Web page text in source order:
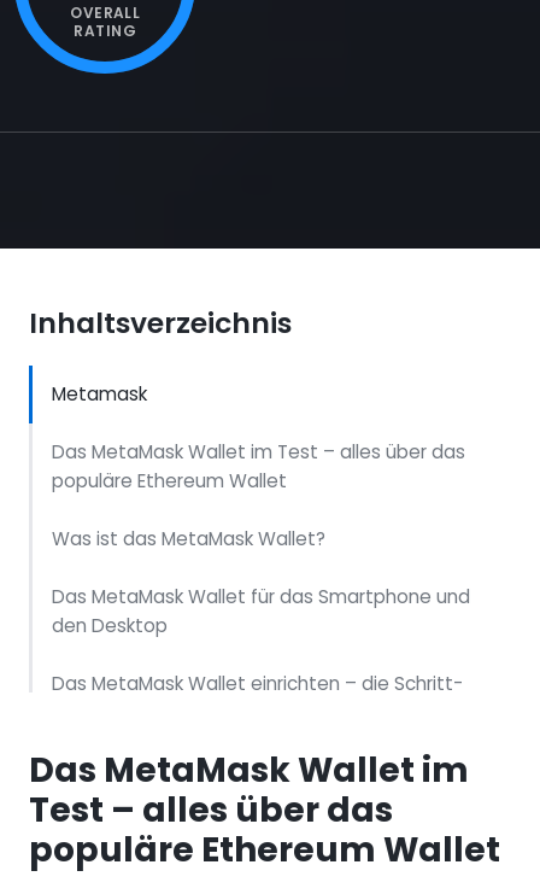
OVERALL
RATING
Inhaltsverzeichnis
Metamask
Das MetaMask Wallet im Test – alles über das
populäre Ethereum Wallet
Was ist das MetaMask Wallet?
Das MetaMask Wallet für das Smartphone und
den Desktop
Das MetaMask Wallet einrichten – die Schritt-
Die MetaMask Wallet Gebühren
Die Vor- und Nachteile des MetaMask Wallets
Das MetaMask Wallet im
Test – alles über das
populäre Ethereum Wallet